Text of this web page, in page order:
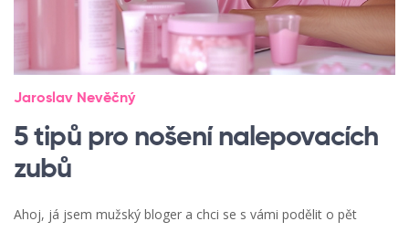
Jaroslav Nevěčný
5 tipů pro nošení nalepovacích
zubů
Ahoj, já jsem mužský bloger a chci se s vámi podělit o pět